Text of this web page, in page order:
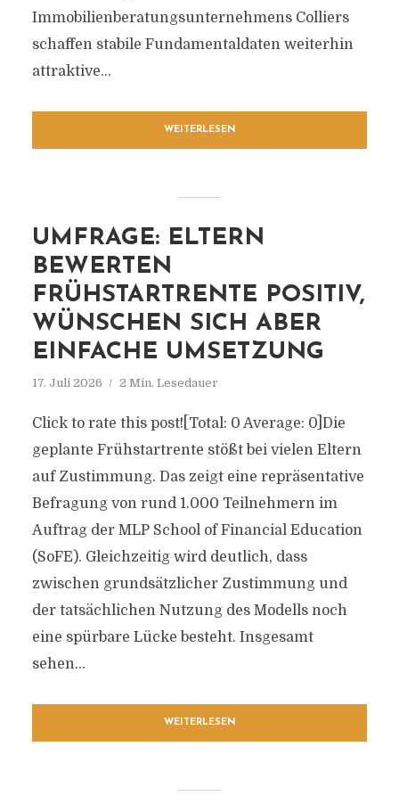
Immobilienberatungsunternehmens Colliers
schaffen stabile Fundamentaldaten weiterhin
attraktive...
WEITERLESEN
UMFRAGE: ELTERN
BEWERTEN
FRÜHSTARTRENTE POSITIV,
WÜNSCHEN SICH ABER
EINFACHE UMSETZUNG
17. Juli 2026 2 Min. Lesedauer
Click to rate this post![Total: 0 Average: 0]Die
geplante Frühstartrente stößt bei vielen Eltern
auf Zustimmung. Das zeigt eine repräsentative
Befragung von rund 1.000 Teilnehmern im
Auftrag der MLP School of Financial Education
(SoFE). Gleichzeitig wird deutlich, dass
zwischen grundsätzlicher Zustimmung und
der tatsächlichen Nutzung des Modells noch
eine spürbare Lücke besteht. Insgesamt
sehen...
WEITERLESEN